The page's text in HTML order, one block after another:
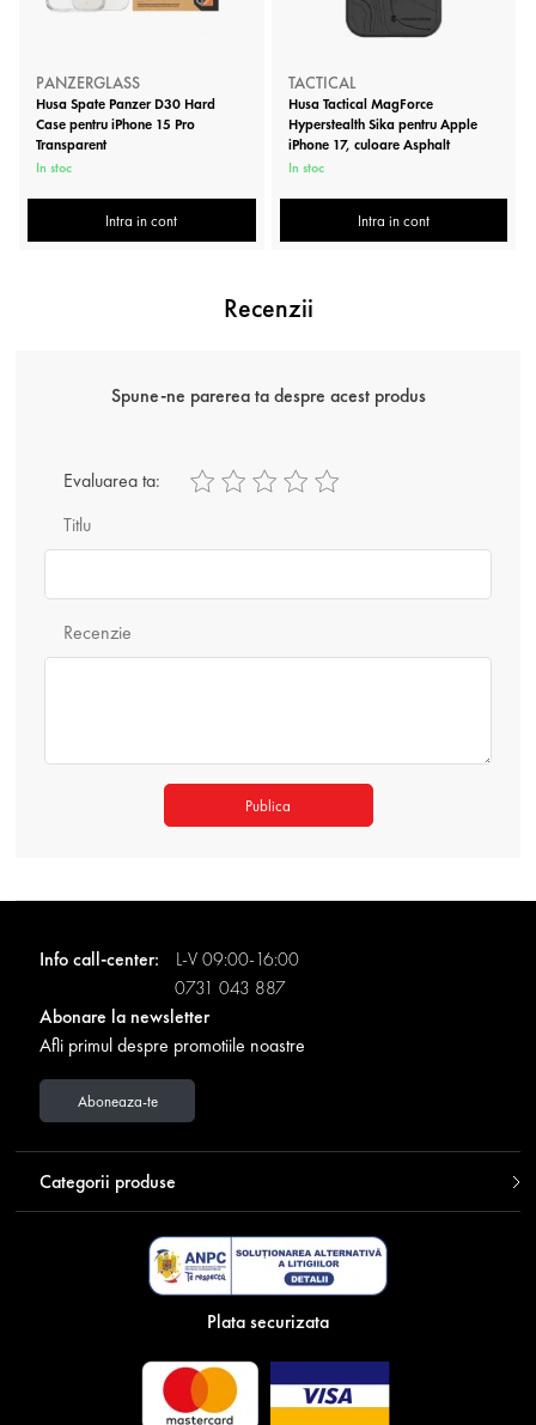
PANZERGLASS
Husa Spate Panzer D30 Hard
Case pentru iPhone 15 Pro
Transparent
In stoc
Intra in cont
TACTICAL
Husa Tactical MagForce
Hyperstealth Sika pentru Apple
iPhone 17, culoare Asphalt
In stoc
Intra in cont
Recenzii
Spune-ne parerea ta despre acest produs
Titlu
Evaluarea ta:
Recenzie
Publica
Info call-center:
L-V 09:00-16:00
0731 043 887
Abonare la newsletter
Afli primul despre promotiile noastre
Aboneaza-te
Categorii produse
Plata securizata